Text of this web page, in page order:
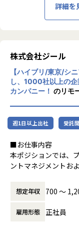
ズに
ナル
掲げて
力、深
な分析
供する
るこ
造」を
員全員
展する
ます。
詳細を
株式会社ジール
【ハイブリ/東京/シ
し、1000社以上の
カンパニー！ のリモ
週1日以上出社 受託
■お仕事内容
本ポジションでは、
ントマネジメントお
-担当顧客に対する
-顧客の経営・事業
共同策定
-営業部門と連携し
想定年収 700 〜
雇用形態 正社員